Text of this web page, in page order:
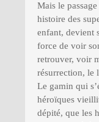
Mais le
histoire des
enfant, devient
force de voir
retrouver, voir
résurrection, le
Le gamin qui
héroïques
dépité, que les